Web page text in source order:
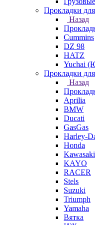
Прокладки
Назад
Cummins
DZ 98
HATZ
Yuchai
Прокладки
Назад
Aprilia
BMW
Ducati
GasGas
Harley-
Honda
Kawasaki
KAYO
RACER
Stels
Suzuki
Triumph
Yamaha
Вятка